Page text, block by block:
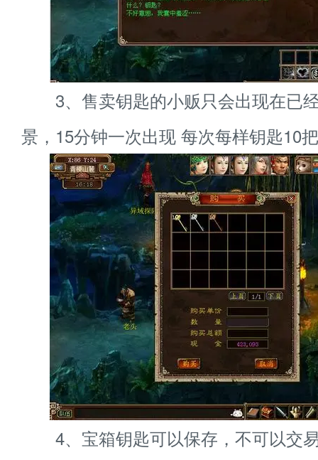
3、售卖钥匙的小贩只会出现在已
景，15分钟一次出现 每次每样钥匙10
4、宝箱钥匙可以保存，不可以交